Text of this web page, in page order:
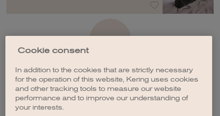
CRÉER UNE ALERTE
Cookie consent
In addition to the cookies that are strictly necessary
for the operation of this website, Kering uses cookies
and other tracking tools to measure our website
performance and to improve our understanding of
your interests.